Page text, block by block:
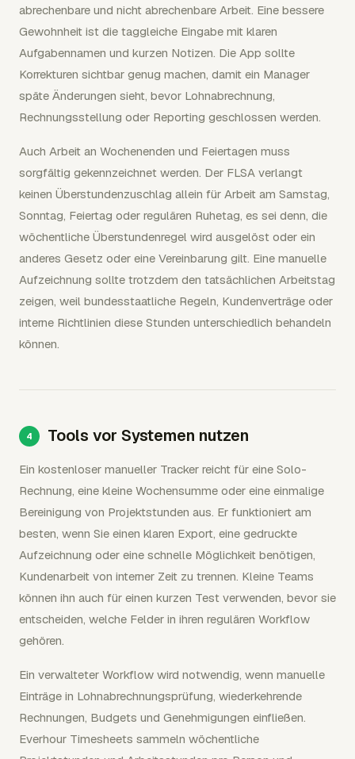
abrechenbare und nicht abrechenbare Arbeit. Eine bessere
Gewohnheit ist die taggleiche Eingabe mit klaren
Aufgabennamen und kurzen Notizen. Die App sollte
Korrekturen sichtbar genug machen, damit ein Manager
späte Änderungen sieht, bevor Lohnabrechnung,
Rechnungsstellung oder Reporting geschlossen werden.
Auch Arbeit an Wochenenden und Feiertagen muss
sorgfältig gekennzeichnet werden. Der FLSA verlangt
keinen Überstundenzuschlag allein für Arbeit am Samstag,
Sonntag, Feiertag oder regulären Ruhetag, es sei denn, die
wöchentliche Überstundenregel wird ausgelöst oder ein
anderes Gesetz oder eine Vereinbarung gilt. Eine manuelle
Aufzeichnung sollte trotzdem den tatsächlichen Arbeitstag
zeigen, weil bundesstaatliche Regeln, Kundenverträge oder
interne Richtlinien diese Stunden unterschiedlich behandeln
können.
Tools vor Systemen nutzen
Ein kostenloser manueller Tracker reicht für eine Solo-
Rechnung, eine kleine Wochensumme oder eine einmalige
Bereinigung von Projektstunden aus. Er funktioniert am
besten, wenn Sie einen klaren Export, eine gedruckte
Aufzeichnung oder eine schnelle Möglichkeit benötigen,
Kundenarbeit von interner Zeit zu trennen. Kleine Teams
können ihn auch für einen kurzen Test verwenden, bevor sie
entscheiden, welche Felder in ihren regulären Workflow
gehören.
Ein verwalteter Workflow wird notwendig, wenn manuelle
Einträge in Lohnabrechnungsprüfung, wiederkehrende
Rechnungen, Budgets und Genehmigungen einfließen.
Everhour Timesheets sammeln wöchentliche